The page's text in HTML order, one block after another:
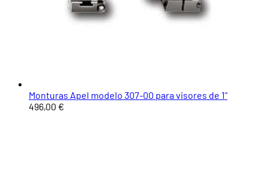
Monturas Apel modelo 307-00 para visores de 1"
496,00 €